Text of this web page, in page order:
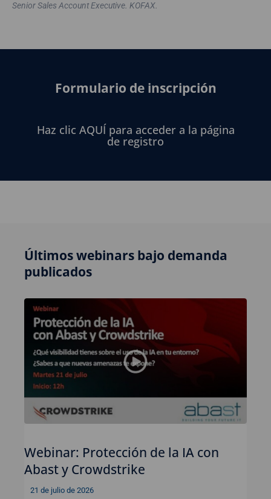
Senior Sales Account Executive. KOFAX.
Formulario de inscripción
Haz clic AQUÍ para acceder a la página
de registro
Últimos webinars bajo demanda
publicados
Webinar: Protección de la IA con
Abast y Crowdstrike
21 de julio de 2026